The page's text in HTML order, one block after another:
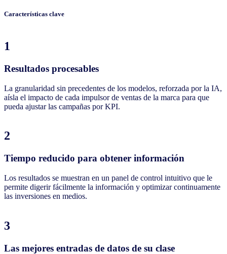
Características clave
1
Resultados procesables
La granularidad sin precedentes de los modelos, reforzada por la IA,
aísla el impacto de cada impulsor de ventas de la marca para que
pueda ajustar las campañas por KPI.
2
Tiempo reducido para obtener información
Los resultados se muestran en un panel de control intuitivo que le
permite digerir fácilmente la información y optimizar continuamente
las inversiones en medios.
3
Las mejores entradas de datos de su clase